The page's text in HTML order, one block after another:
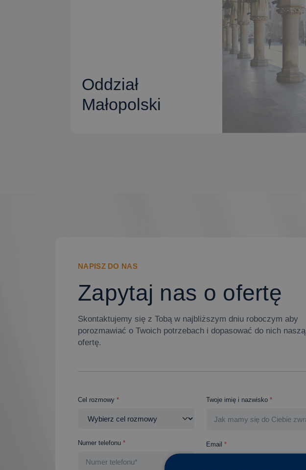
Oddział
Małopolski
NAPISZ DO NAS
Zapytaj nas o ofertę
Skontaktujemy się z Tobą w najbliższym dniu roboczym aby
porozmawiać o Twoich potrzebach i dopasować do nich naszą
ofertę.
Cel rozmowy*
Numer telefonu*
Twoje imię i nazwisko *
Email *